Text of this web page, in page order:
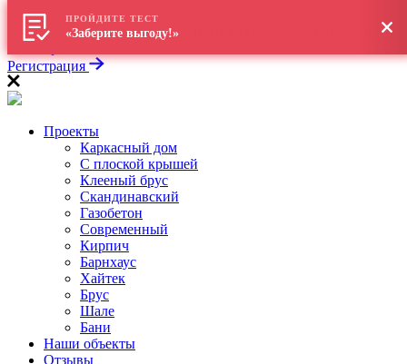
Как построить дом в 2026: от идеи до готового жилья — на
Регистрация
Проекты
Каркасный дом
С плоской крышей
Клееный брус
Скандинавский
Газобетон
Современный
Кирпич
Барнхаус
Хайтек
Брус
Шале
Бани
Наши объекты
Отзывы
ПРОЙДИТЕ ТЕСТ
«Заберите выгоду!»